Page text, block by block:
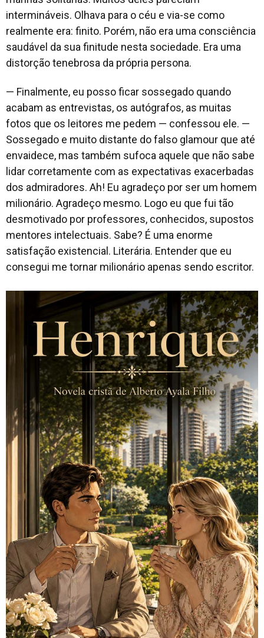
intermináveis. Olhava para o céu e via-se como
realmente era: finito. Porém, não era uma consciência
saudável da sua finitude nesta sociedade. Era uma
distorção tenebrosa da própria persona.
— Finalmente, eu posso ficar sossegado quando
acabam as entrevistas, os autógrafos, as muitas
fotos que os leitores me pedem — confessou ele. —
Sossegado e muito distante do falso glamour que até
envaidece, mas também sufoca aquele que não sabe
lidar corretamente com as expectativas exacerbadas
dos admiradores. Ah! Eu agradeço por ser um homem
milionário. Agradeço mesmo. Logo eu que fui tão
desmotivado por professores, conhecidos, supostos
mentores intelectuais. Sabe? É uma enorme
satisfação existencial. Literária. Entender que eu
consegui me tornar milionário apenas sendo escritor.